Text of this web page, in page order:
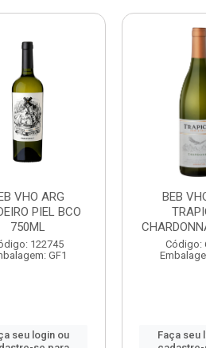
VHO ARG
PIEL BCO
750ML
122745
GF1
seu login ou
BEB
Código:
Faça seu